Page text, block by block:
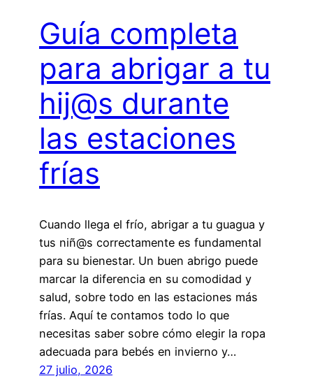
Guía completa
para abrigar a tu
hij@s durante
las estaciones
frías
Cuando llega el frío, abrigar a tu guagua y
tus niñ@s correctamente es fundamental
para su bienestar. Un buen abrigo puede
marcar la diferencia en su comodidad y
salud, sobre todo en las estaciones más
frías. Aquí te contamos todo lo que
necesitas saber sobre cómo elegir la ropa
adecuada para bebés en invierno y…
27 julio, 2026